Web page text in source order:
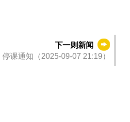
下一则新闻
停课通知（2025-09-07 21:19）